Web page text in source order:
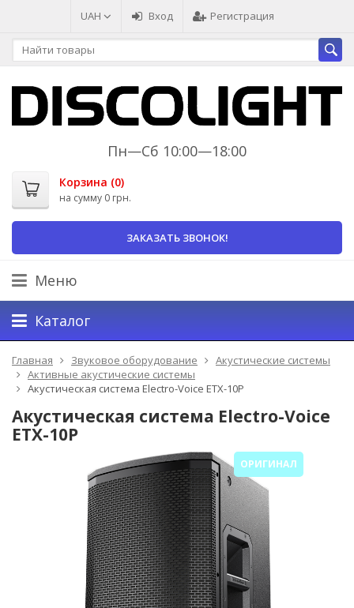
UAH Вход Регистрация
Пн—Сб 10:00—18:00
Корзина (0)
на сумму 0 грн.
ЗАКАЗАТЬ ЗВОНОК!
Меню
Каталог
Главная Звуковое оборудование
Акустические системы
Активные акустические системы
Акустическая система Electro-Voice ETX-10P
Акустическая система Electro-Voice
ETX-10P
ОРИГИНАЛ